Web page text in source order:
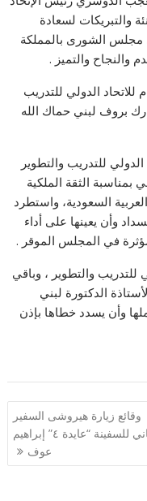
والتبريكات لسعادة
مجلس الشورى بالمملكة
والنجاح والتميز .
للاتحاد الدولي للتدريب
بروف لبني حماك الله
للتدريب والتطوير
بمناسبة الثقة الملكية
السعودية، واستطرد
وأن يعينها على أداء
في المجلس الموقر .
للتدريب والتطوير ، وباقي
الدكتورة لبني
وأن يسدد خطاها بإذن
وقائع زيارة هيروشى السفير
الياباني للسفينة “عايدة ٤” إبراهيم
عوف